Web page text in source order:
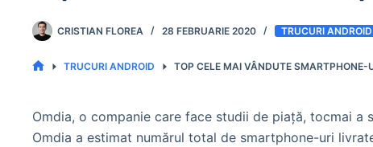
CRISTIAN FLOREA 28 FEBRUARIE 2020 TRUCURI ANDROID
TRUCURI ANDROID TOP CELE MAI VÂNDUTE SMARTPHONE-
Omdia, o companie care face studii de piață, tocmai
Omdia a estimat numărul total de smartphone-uri